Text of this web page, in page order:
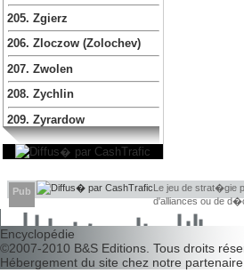
205. Zgierz
206. Zloczow (Zolochev)
207. Zwolen
208. Zychlin
209. Zyrardow
Pub
Le jeu de strat�gie
d'alliances ou de
d�couvrir leurs faiblesses !
Encyclopédie
©2007-2010 B&S Editions . Tous droits
Hébergement du site chez notre partenaire